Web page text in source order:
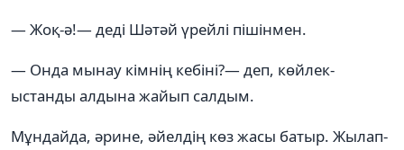
— Жоқ-ә!— деді Шәтәй үрейлі пішінмен.
— Онда мынау кімнің кебіні?— деп, көйлек-
ыстанды алдына жайып салдым.
Мұндайда, әрине, әйелдің көз жасы батыр. Жылап-